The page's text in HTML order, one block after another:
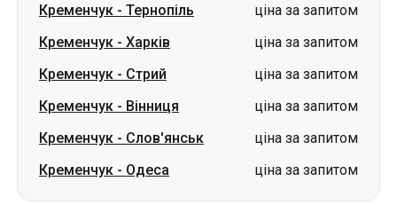
Кременчук - Тернопіль
ціна за запитом
Кременчук - Харків
ціна за запитом
Кременчук - Стрий
ціна за запитом
Кременчук - Вінниця
ціна за запитом
Кременчук - Слов'янськ
ціна за запитом
Кременчук - Одеса ціна за запитом